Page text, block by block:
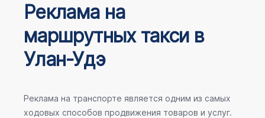
Реклама на
маршрутных такси в
Улан-Удэ
Реклама на транспорте является одним из самых
ходовых способов продвижения товаров и услуг.